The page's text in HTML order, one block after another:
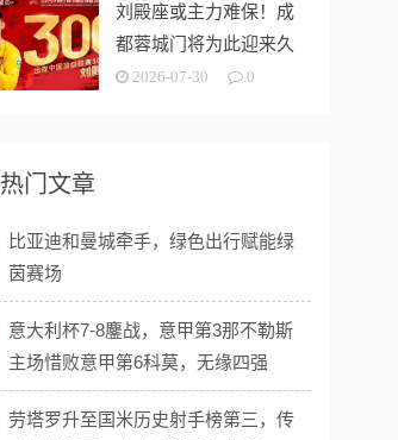
刘殿座或主力难保！成
都蓉城门将为此迎来久
违强援，曾留
2026-07-30 0
热门文章
比亚迪和曼城牵手，绿色出行赋能绿
茵赛场
意大利杯7-8鏖战，意甲第3那不勒斯
主场惜败意甲第6科莫，无缘四强
劳塔罗升至国米历史射手榜第三，传